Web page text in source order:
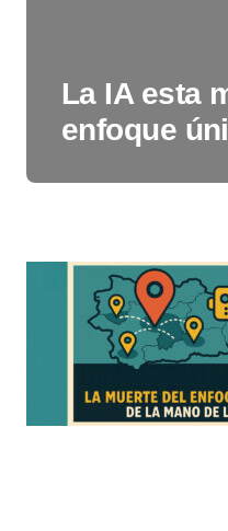
La IA esta
enfoque